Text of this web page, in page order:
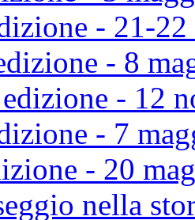
- 21-22
- 8
- 12
- 7
- 20
nella